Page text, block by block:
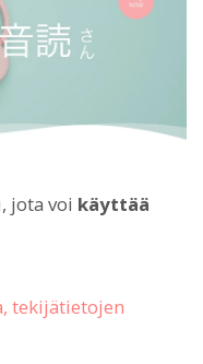
jota voi käyttää
tekijätietojen